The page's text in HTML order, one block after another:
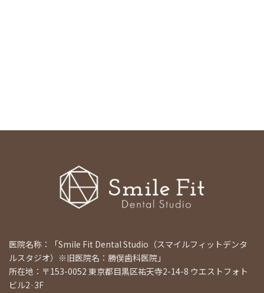
医院名称：「Smile Fit Dental Studio（スマイルフィットデンタ
ルスタジオ）※旧医院名：勝俣歯科医院」
所在地：〒153-0052 東京都目黒区祐天寺2-14-8 ウエストフォト
ビル2·3F